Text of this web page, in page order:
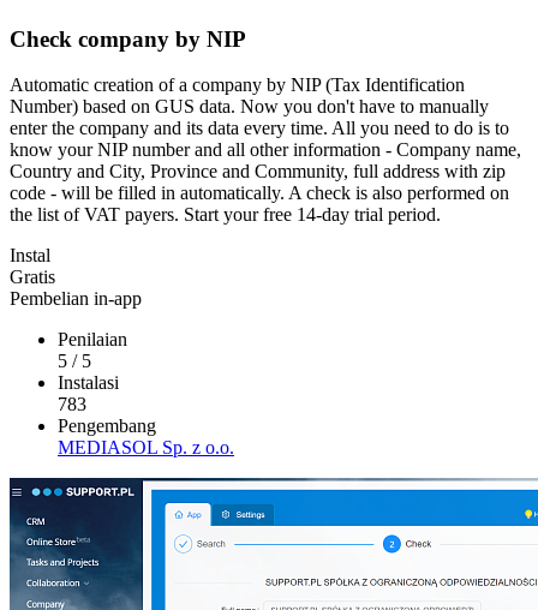
Check company by NIP
Automatic creation of a company by NIP (Tax Identification
Number) based on GUS data. Now you don't have to manually
enter the company and its data every time. All you need to do is to
know your NIP number and all other information - Company name,
Country and City, Province and Community, full address with zip
code - will be filled in automatically. A check is also performed on
the list of VAT payers. Start your free 14-day trial period.
Instal
Gratis
Pembelian in-app
Penilaian
5 / 5
Instalasi
783
Pengembang
MEDIASOL Sp. z o.o.